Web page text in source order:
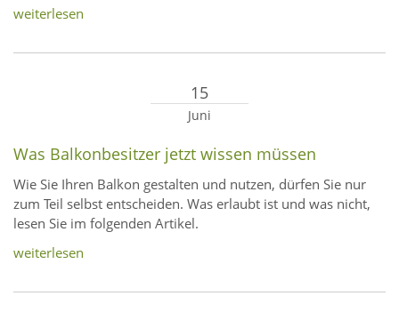
weiterlesen
15
Juni
Was Balkonbesitzer jetzt wissen müssen
Wie Sie Ihren Balkon gestalten und nutzen, dürfen Sie nur
zum Teil selbst entscheiden. Was erlaubt ist und was nicht,
lesen Sie im folgenden Artikel.
weiterlesen